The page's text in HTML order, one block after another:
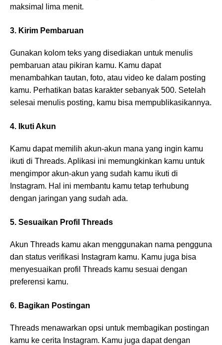
maksimal lima menit.
3. Kirim Pembaruan
Gunakan kolom teks yang disediakan untuk menulis
pembaruan atau pikiran kamu. Kamu dapat
menambahkan tautan, foto, atau video ke dalam posting
kamu. Perhatikan batas karakter sebanyak 500. Setelah
selesai menulis posting, kamu bisa mempublikasikannya.
4. Ikuti Akun
Kamu dapat memilih akun-akun mana yang ingin kamu
ikuti di Threads. Aplikasi ini memungkinkan kamu untuk
mengimpor akun-akun yang sudah kamu ikuti di
Instagram. Hal ini membantu kamu tetap terhubung
dengan jaringan yang sudah ada.
5. Sesuaikan Profil Threads
Akun Threads kamu akan menggunakan nama pengguna
dan status verifikasi Instagram kamu. Kamu juga bisa
menyesuaikan profil Threads kamu sesuai dengan
preferensi kamu.
6. Bagikan Postingan
Threads menawarkan opsi untuk membagikan postingan
kamu ke cerita Instagram. Kamu juga dapat dengan